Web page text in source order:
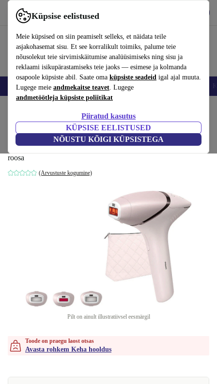
Küpsise eelistused
Meie küpsised on siin peamiselt selleks, et näidata teile
asjakohasemat sisu. Et see korralikult toimiks, palume teie
nõusolekut teie sirvimiskäitumise analüüsimiseks ning sisu ja
reklaami isikupärastamiseks teie jaoks — esimese ja kolmanda
osapoole küpsiste abil. Saate oma küpsiste seadeid igal ajal muuta.
Lugege meie andmekaitse teavet. Lugege
andmetöötleja küpsiste poliitikat
Piiratud kasutus
KÜPSISE EELISTUSED
NÕUSTU KÕIGI KÜPSISTEGA
Kasuta rakendust refurbed kiirelt ja lihtsalt
Nutitelefoni Sülearvutid Tahvelarvutid Nutikellad
Philips BRI953/02 Lumea Series 9900
IPL-karvaeemaldaja
roosa
(Arvustuste kogumine)
Pilt on ainult illustratiivsel eesmärgil
Toode on praegu laost otsas
Avasta rohkem Keha hooldus